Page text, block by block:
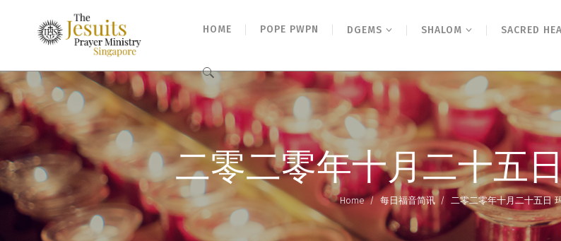
HOME POPE PWPN DGEMS SHALOM SACRED
Search
for:
二零二零年十月二十五
Home / 每日福音简讯 / 二零二零年十月二十五日